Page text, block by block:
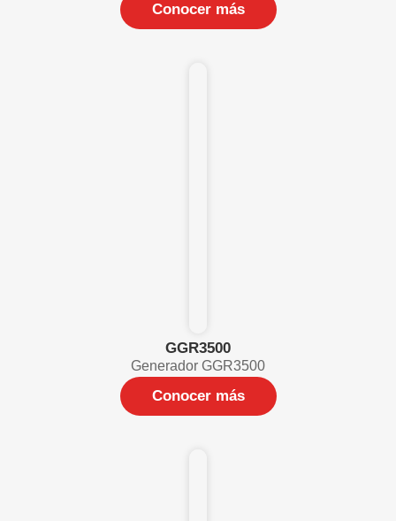
Conocer más
GGR3500
Generador GGR3500
Conocer más